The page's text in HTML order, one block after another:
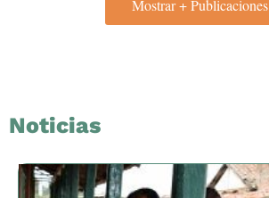
Mostrar + Publicaciones
Noticias